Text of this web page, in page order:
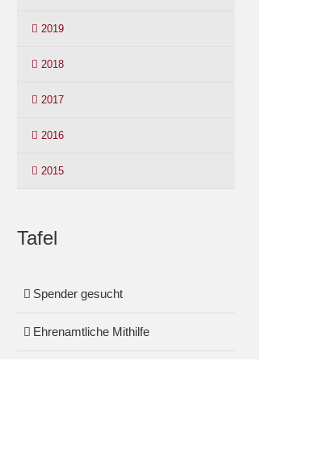
2019
2018
2017
2016
2015
Tafel
Spender gesucht
Ehrenamtliche Mithilfe